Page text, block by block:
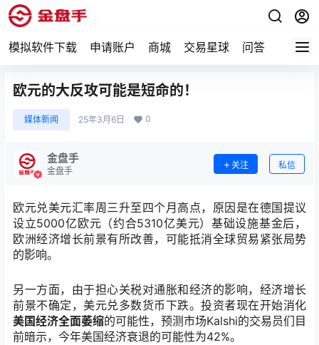
模拟软件下载 申请账户 商城 交易星球 问答 专题
欧元的大反攻可能是短命的！
媒体新闻 25年3月6日 0
金盘手
金盘手
关注 私信
欧元兑美元汇率周三升至四个月高点，原因是在德国提议
设立5000亿欧元（约合5310亿美元）基础设施基金后，
欧洲经济增长前景有所改善，可能抵消全球贸易紧张局势
的影响。
另一方面，由于担心关税对通胀和经济的影响，经济增长
前景不确定，美元兑多数货币下跌。投资者现在开始消化
美国经济全面萎缩的可能性，预测市场Kalshi的交易员们目
前暗示，今年美国经济衰退的可能性为42%。